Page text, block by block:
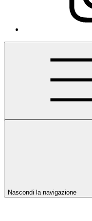
Nascondi la navigazione